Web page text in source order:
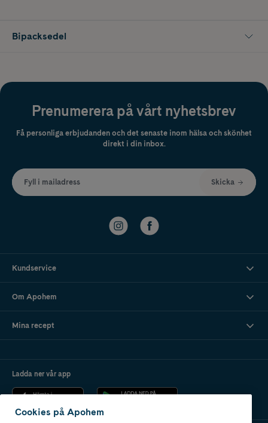
Bipacksedel
Prenumerera på vårt nyhetsbrev
Få personliga erbjudanden och det senaste inom hälsa och skönhet
direkt i din inbox.
Fyll i mailadress Skicka
Kundservice
Om Apohem
Mina recept
Ladda ner vår app
Cookies på Apohem